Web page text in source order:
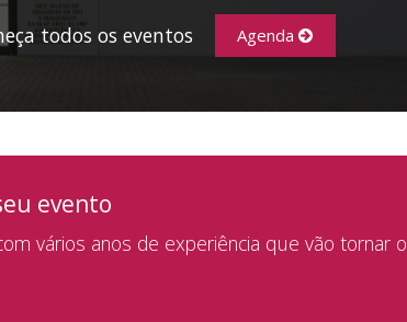
todos os eventos Agenda
evento
vários anos de experiência que vão tornar o